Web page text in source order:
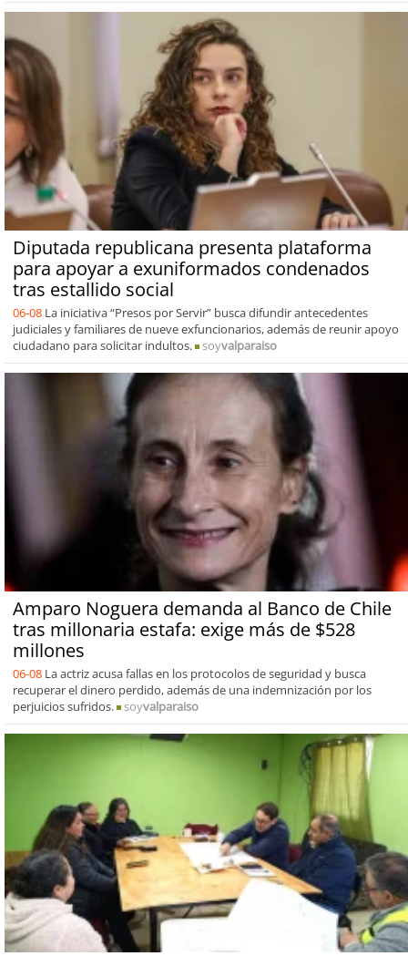
Diputada republicana presenta plataforma
para apoyar a exuniformados condenados
tras estallido social
06-08 La iniciativa “Presos por Servir” busca difundir antecedentes
judiciales y familiares de nueve exfuncionarios, además de reunir apoyo
ciudadano para solicitar indultos.
soyvalparaiso
Amparo Noguera demanda al Banco de Chile
tras millonaria estafa: exige más de $528
millones
06-08 La actriz acusa fallas en los protocolos de seguridad y busca
recuperar el dinero perdido, además de una indemnización por los
perjuicios sufridos.
soyvalparaiso